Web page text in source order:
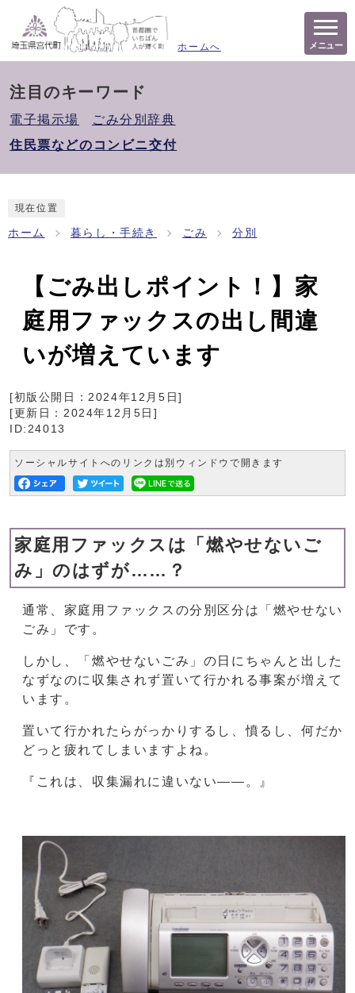
ホームへ メニュー
注目のキーワード
電子掲示場
ごみ分別辞典
住民票などのコンビニ交付
現在位置
ホーム 暮らし・手続き ごみ 分別
【ごみ出しポイント！】家
庭用ファックスの出し間違
いが増えています
[初版公開日：2024年12月5日]
[更新日： 2024年12月5日 ]
ID:24013
ソーシャルサイトへのリンクは別ウィンドウで開きます
家庭用ファックスは「燃やせないご
み」のはずが……？
通常、家庭用ファックスの分別区分は「燃やせない
ごみ」です。
しかし、「燃やせないごみ」の日にちゃんと出した
なずなのに収集されず置いて行かれる事案が増えて
います。
置いて行かれたらがっかりするし、憤るし、何だか
どっと疲れてしまいますよね。
『これは、収集漏れに違いない――。』